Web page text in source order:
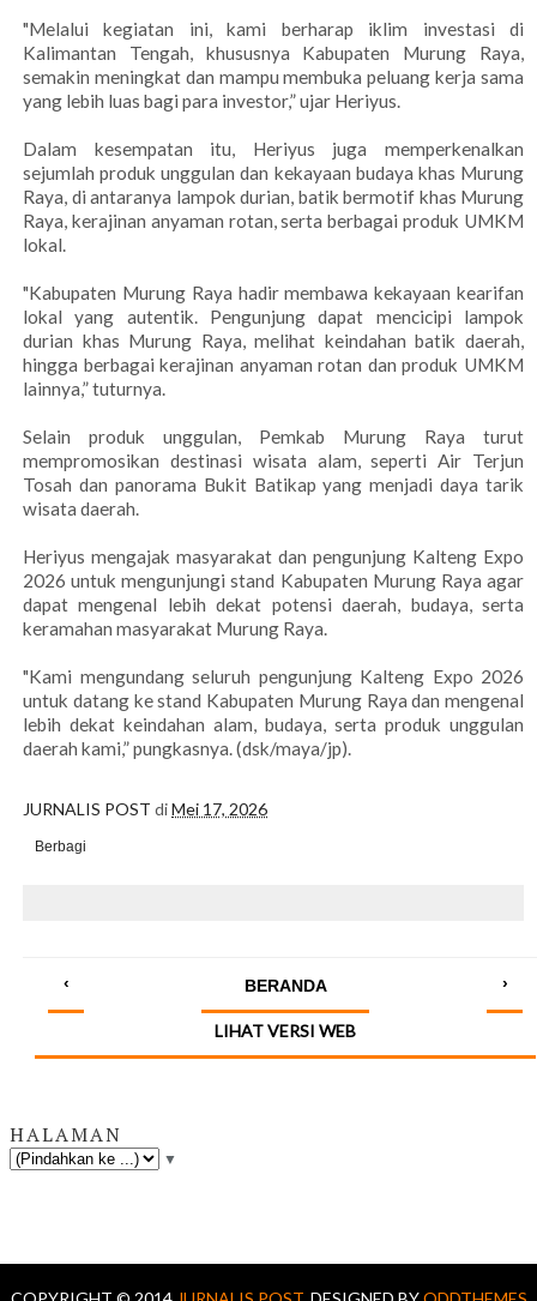
"Melalui kegiatan ini, kami berharap iklim investasi di
Kalimantan Tengah, khususnya Kabupaten Murung Raya,
semakin meningkat dan mampu membuka peluang kerja sama
yang lebih luas bagi para investor,” ujar Heriyus.
Dalam kesempatan itu, Heriyus juga memperkenalkan
sejumlah produk unggulan dan kekayaan budaya khas Murung
Raya, di antaranya lampok durian, batik bermotif khas Murung
Raya, kerajinan anyaman rotan, serta berbagai produk UMKM
lokal.
"Kabupaten Murung Raya hadir membawa kekayaan kearifan
lokal yang autentik. Pengunjung dapat mencicipi lampok
durian khas Murung Raya, melihat keindahan batik daerah,
hingga berbagai kerajinan anyaman rotan dan produk UMKM
lainnya,” tuturnya.
Selain produk unggulan, Pemkab Murung Raya turut
mempromosikan destinasi wisata alam, seperti Air Terjun
Tosah dan panorama Bukit Batikap yang menjadi daya tarik
wisata daerah.
Heriyus mengajak masyarakat dan pengunjung Kalteng Expo
2026 untuk mengunjungi stand Kabupaten Murung Raya agar
dapat mengenal lebih dekat potensi daerah, budaya, serta
keramahan masyarakat Murung Raya.
"Kami mengundang seluruh pengunjung Kalteng Expo 2026
untuk datang ke stand Kabupaten Murung Raya dan mengenal
lebih dekat keindahan alam, budaya, serta produk unggulan
daerah kami,” pungkasnya. (dsk/maya/jp).
JURNALIS POST diMei 17, 2026
Berbagi
‹ ›
BERANDA
LIHAT VERSI WEB
HALAMAN
▼